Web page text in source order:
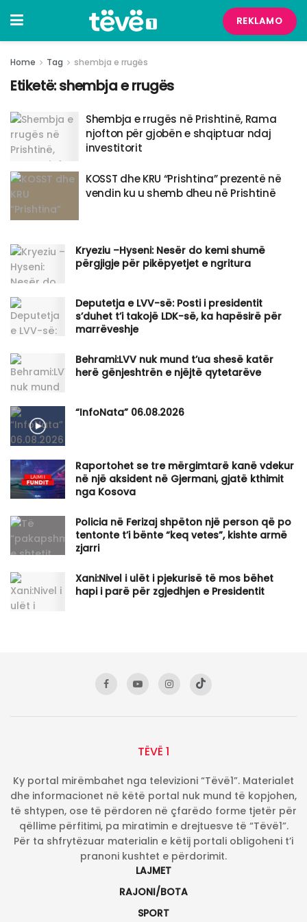
REKLAMO
Home Tag shembja e rrugës
Etiketë:shembja e rrugës
Shembja e rrugës në Prishtinë, Rama
njofton për gjobën e shqiptuar ndaj
investitorit
​KOSST dhe KRU “Prishtina” prezentë në
vendin ku u shemb dheu në Prishtinë
Kryeziu –Hyseni: Nesër do kemi shumë
përgjigje për pikëpyetjet e ngritura
Deputetja e LVV-së: Posti i presidentit
s’duhet t’i takojë LDK-së, ka hapësirë për
marrëveshje
Behrami:LVV nuk mund t’ua shesë katër
herë gënjeshtrën e njëjtë qytetarëve
“InfoNata” 06.08.2026
Raportohet se tre mërgimtarë kanë vdekur
në një aksident në Gjermani, gjatë kthimit
nga Kosova
Policia në Ferizaj shpëton një person që po
tentonte t’i bënte “keq vetes”, kishte armë
zjarri
Xani:Nivel i ulët i pjekurisë të mos bëhet
hapi i parë për zgjedhjen e Presidentit
TËVË 1
Ky portal mirëmbahet nga televizioni “Tëvë1”. Materialet
dhe informacionet në këtë portal nuk mund të kopjohen,
të shtypen, ose të përdoren në çfarëdo forme tjetër për
qëllime përfitimi, pa miratimin e drejtuesve të “Tëvë1”.
Për ta shfrytëzuar materialin e këtij portali obligoheni t’i
pranoni kushtet e përdorimit.
LAJMET
RAJONI/BOTA
SPORT